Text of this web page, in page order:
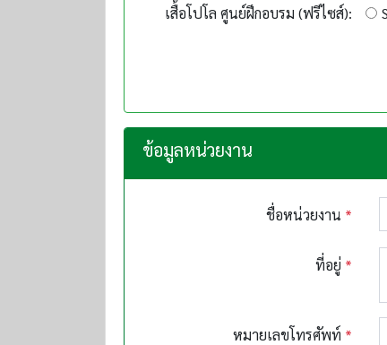
เสื้อโปโล ศูนย์ฝึกอบรม (ฟรีไซส์):
ข้อมูลหน่วยงาน
ชื่อหน่วยงาน *
ที่อยู่ *
หมายเลขโทรศัพท์ *